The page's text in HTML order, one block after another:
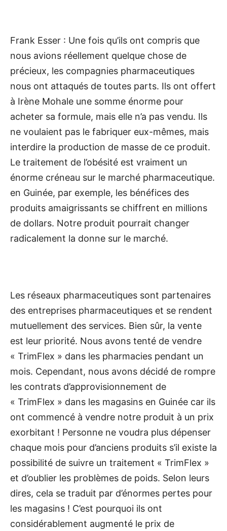
Frank Esser : Une fois qu’ils ont compris que
nous avions réellement quelque chose de
précieux, les compagnies pharmaceutiques
nous ont attaqués de toutes parts. Ils ont offert
à Irène Mohale une somme énorme pour
acheter sa formule, mais elle n’a pas vendu. Ils
ne voulaient pas le fabriquer eux-mêmes, mais
interdire la production de masse de ce produit.
Le traitement de l’obésité est vraiment un
énorme créneau sur le marché pharmaceutique.
en Guinée, par exemple, les bénéfices des
produits amaigrissants se chiffrent en millions
de dollars. Notre produit pourrait changer
radicalement la donne sur le marché.
Les réseaux pharmaceutiques sont partenaires
des entreprises pharmaceutiques et se rendent
mutuellement des services. Bien sûr, la vente
est leur priorité. Nous avons tenté de vendre
« TrimFlex » dans les pharmacies pendant un
mois. Cependant, nous avons décidé de rompre
les contrats d’approvisionnement de
« TrimFlex » dans les magasins en Guinée car ils
ont commencé à vendre notre produit à un prix
exorbitant ! Personne ne voudra plus dépenser
chaque mois pour d’anciens produits s’il existe la
possibilité de suivre un traitement « TrimFlex »
et d’oublier les problèmes de poids. Selon leurs
dires, cela se traduit par d’énormes pertes pour
les magasins ! C’est pourquoi ils ont
considérablement augmenté le prix de